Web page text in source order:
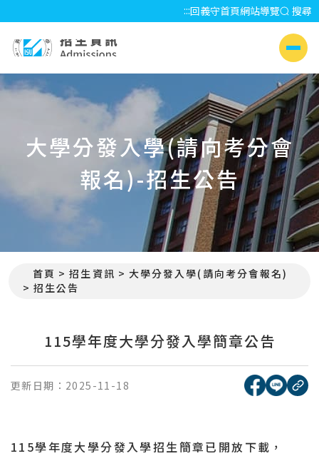
:::回義守首頁網站導覽 搜尋
側選單
大學分發入學(請向考分會
報名)-招生公告
首頁 招生資訊
大學分發入學(請向考分會報名)
招生公告
115學年度大學分發入學簡章公告
更新日期： 2025-11-18 [另開新
[另開
複
115學年度大學分發入學招生簡章已開放下載，